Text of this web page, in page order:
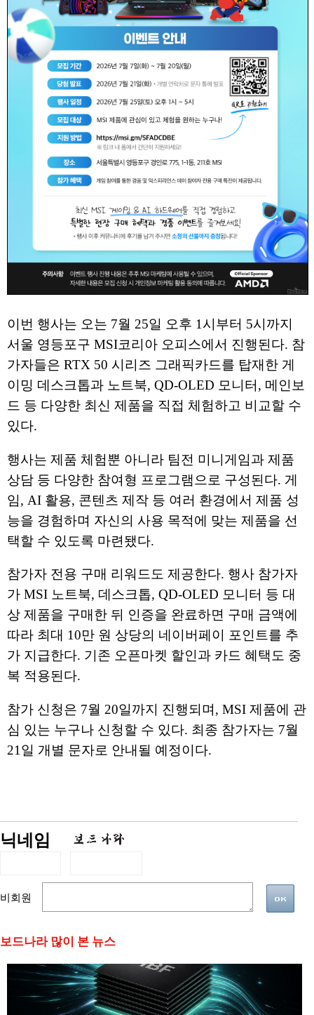
이번 행사는 오는 7월 25일 오후 1시부터 5시까지
서울 영등포구 MSI코리아 오피스에서 진행된다. 참
가자들은 RTX 50 시리즈 그래픽카드를 탑재한 게
이밍 데스크톱과 노트북, QD-OLED 모니터, 메인보
드 등 다양한 최신 제품을 직접 체험하고 비교할 수
있다.
행사는 제품 체험뿐 아니라 팀전 미니게임과 제품
상담 등 다양한 참여형 프로그램으로 구성된다. 게
임, AI 활용, 콘텐츠 제작 등 여러 환경에서 제품 성
능을 경험하며 자신의 사용 목적에 맞는 제품을 선
택할 수 있도록 마련됐다.
참가자 전용 구매 리워드도 제공한다. 행사 참가자
가 MSI 노트북, 데스크톱, QD-OLED 모니터 등 대
상 제품을 구매한 뒤 인증을 완료하면 구매 금액에
따라 최대 10만 원 상당의 네이버페이 포인트를 추
가 지급한다. 기존 오픈마켓 할인과 카드 혜택도 중
복 적용된다.
참가 신청은 7월 20일까지 진행되며, MSI 제품에 관
심 있는 누구나 신청할 수 있다. 최종 참가자는 7월
21일 개별 문자로 안내될 예정이다.
닉네임
비회원
보드나라 많이 본 뉴스